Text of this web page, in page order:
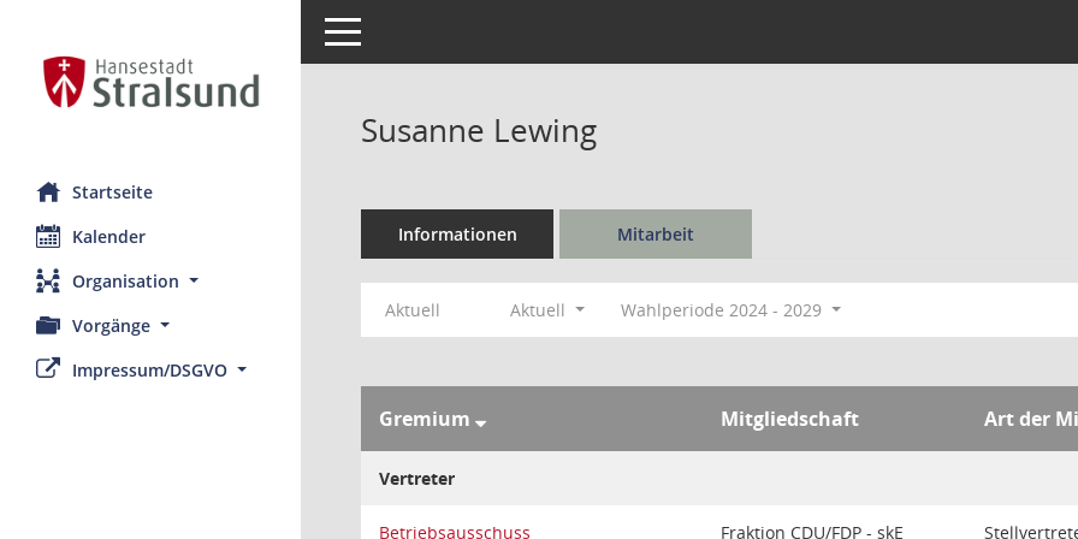
Startseite
Kalender
Organisation
Vorgänge
Impressum/DSGVO
Toggle navigation
Susanne Lewing
Informationen Mitarbeit
Aktuell Aktuell Wahlperiode 2024 - 2029
Gremium Mitgliedschaft Art der
Vertreter
Betriebsausschuss Fraktion CDU/FDP - skE